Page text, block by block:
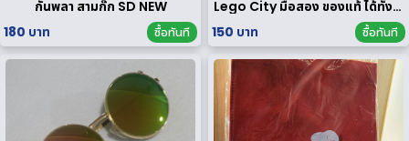
กันพลา สามก๊ก SD NEW
180 บาท
ซื้อทันที
Lego City มือสอง ของแท้ ได้ทั้งหมดตามรูป
150 บาท
ซื้อทันที